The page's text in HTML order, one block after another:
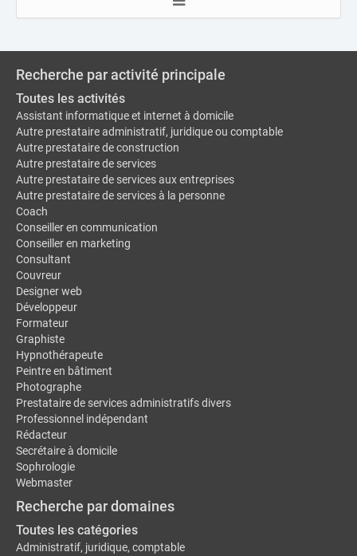
Recherche par activité principale
Toutes les activités
Assistant informatique et internet à domicile
Autre prestataire administratif, juridique ou comptable
Autre prestataire de construction
Autre prestataire de services
Autre prestataire de services aux entreprises
Autre prestataire de services à la personne
Coach
Conseiller en communication
Conseiller en marketing
Consultant
Couvreur
Designer web
Développeur
Formateur
Graphiste
Hypnothérapeute
Peintre en bâtiment
Photographe
Prestataire de services administratifs divers
Professionnel indépendant
Rédacteur
Secrétaire à domicile
Sophrologie
Webmaster
Recherche par domaines
Toutes les catégories
Administratif, juridique, comptable